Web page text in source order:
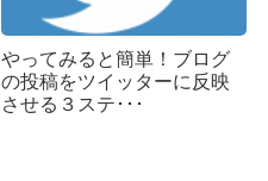
やってみると簡単！ブログ
の投稿をツイッターに反映
させる３ステ･･･